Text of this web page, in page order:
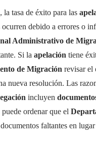
la tasa de éxito para las
ocurren debido a errores o
Administrativo de
Si la apelación tiene
de Migración revisar el
nueva resolución. Las
incluyen
ordenar que el
faltantes en